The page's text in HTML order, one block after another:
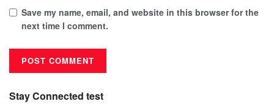
Save my name, email, and website in this browser for the
next time I comment.
Stay Connected test